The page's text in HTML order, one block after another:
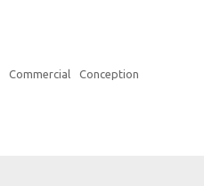
Commercial
Conception